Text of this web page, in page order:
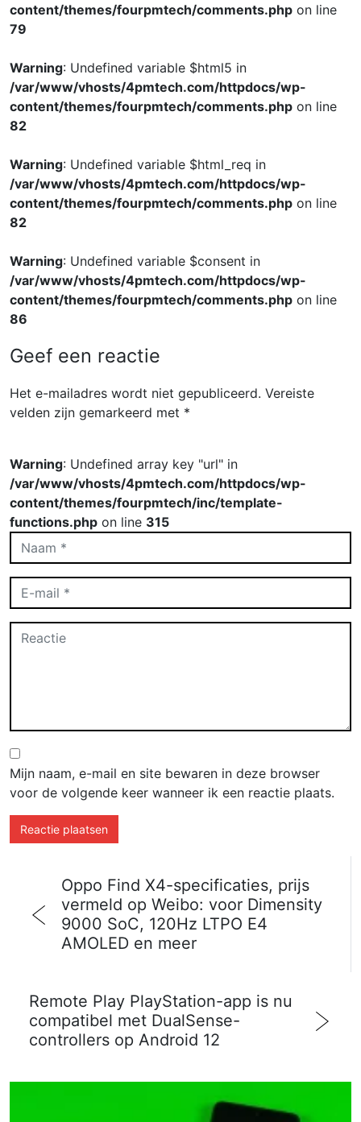
content/themes/fourpmtech/comments.php on line
79
Warning: Undefined variable $html5 in
/var/www/vhosts/4pmtech.com/httpdocs/wp-
content/themes/fourpmtech/comments.php on line
82
Warning: Undefined variable $html_req in
/var/www/vhosts/4pmtech.com/httpdocs/wp-
content/themes/fourpmtech/comments.php on line
82
Warning: Undefined variable $consent in
/var/www/vhosts/4pmtech.com/httpdocs/wp-
content/themes/fourpmtech/comments.php on line
86
Geef een reactie
Het e-mailadres wordt niet gepubliceerd. Vereiste
velden zijn gemarkeerd met *
Warning: Undefined array key "url" in
/var/www/vhosts/4pmtech.com/httpdocs/wp-
content/themes/fourpmtech/inc/template-
functions.php on line 315
Mijn naam, e-mail en site bewaren in deze browser
voor de volgende keer wanneer ik een reactie plaats.
Oppo Find X4-specificaties, prijs
vermeld op Weibo: voor Dimensity
9000 SoC, 120Hz LTPO E4
AMOLED en meer
Remote Play PlayStation-app is nu
compatibel met DualSense-
controllers op Android 12